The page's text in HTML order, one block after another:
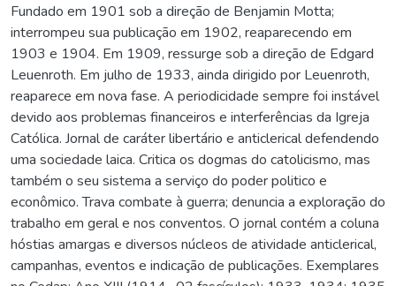
Fundado em 1901 sob a direção de Benjamin Motta;
interrompeu sua publicação em 1902, reaparecendo em
1903 e 1904. Em 1909, ressurge sob a direção de Edgard
Leuenroth. Em julho de 1933, ainda dirigido por Leuenroth,
reaparece em nova fase. A periodicidade sempre foi instável
devido aos problemas financeiros e interferências da Igreja
Católica. Jornal de caráter libertário e anticlerical defendendo
uma sociedade laica. Critica os dogmas do catolicismo, mas
também o seu sistema a serviço do poder politico e
econômico. Trava combate à guerra; denuncia a exploração do
trabalho em geral e nos conventos. O jornal contém a coluna
hóstias amargas e diversos núcleos de atividade anticlerical,
campanhas, eventos e indicação de publicações. Exemplares